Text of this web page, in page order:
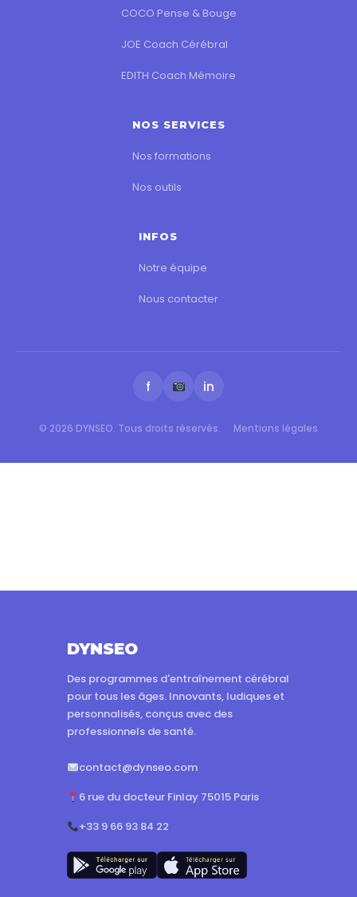
COCO Pense & Bouge
JOE Coach Cérébral
EDITH Coach Mémoire
NOS SERVICES
Nos formations
Nos outils
INFOS
Notre équipe
Nous contacter
f in
© 2026 DYNSEO. Tous droits réservés. Mentions légales
DYNSEO
Des programmes d'entraînement cérébral
pour tous les âges. Innovants, ludiques et
personnalisés, conçus avec des
professionnels de santé.
contact@dynseo.com
6 rue du docteur Finlay 75015 Paris
+33 9 66 93 84 22